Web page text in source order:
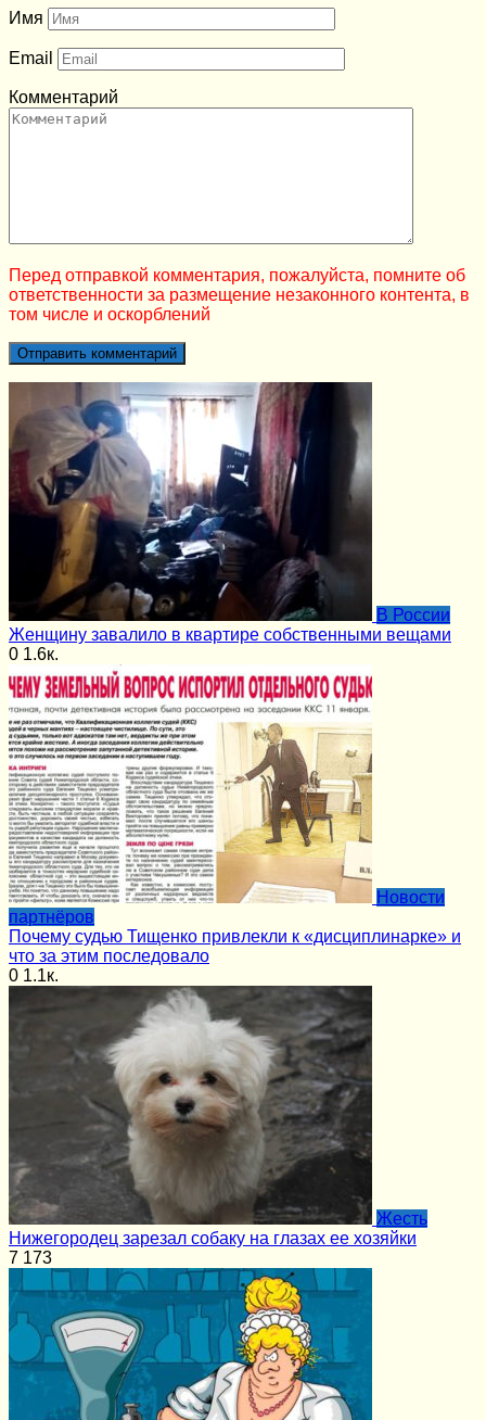
Имя
Email
Комментарий
Перед отправкой комментария, пожалуйста, помните об
ответственности за размещение незаконного контента, в
том числе и оскорблений
В России
Женщину завалило в квартире собственными вещами
0 1.6к.
Новости
партнёров
Почему судью Тищенко привлекли к «дисциплинарке» и
что за этим последовало
0 1.1к.
Жесть
Нижегородец зарезал собаку на глазах ее хозяйки
7 173